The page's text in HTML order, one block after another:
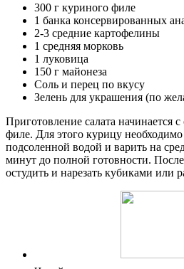
300 г куриного филе
1 банка консервированных
2-3 средние картофелины
1 средняя морковь
1 луковица
150 г майонеза
Соль и перец по вкусу
Зелень для украшения (по
Приготовление салата начинается
филе. Для этого курицу
подсоленной водой и варить на
минут до полной готовности.
остудить и нарезать кубиками или